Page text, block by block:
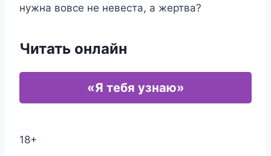
нужна вовсе не невеста, а жертва?
Читать онлайн
«Я тебя узнаю»
18+